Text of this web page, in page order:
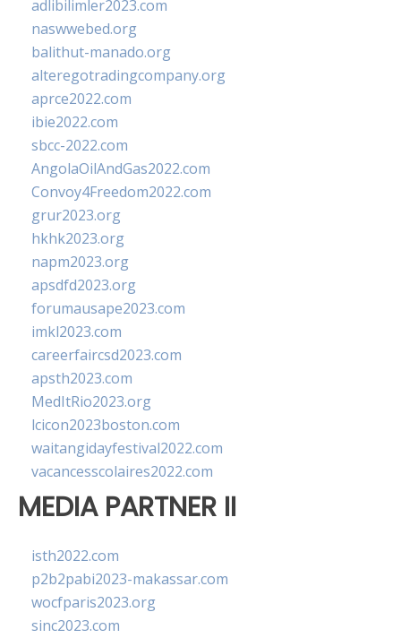
adlibilimler2023.com
naswwebed.org
balithut-manado.org
alteregotradingcompany.org
aprce2022.com
ibie2022.com
sbcc-2022.com
AngolaOilAndGas2022.com
Convoy4Freedom2022.com
grur2023.org
hkhk2023.org
napm2023.org
apsdfd2023.org
forumausape2023.com
imkl2023.com
careerfaircsd2023.com
apsth2023.com
MedItRio2023.org
lcicon2023boston.com
waitangidayfestival2022.com
vacancesscolaires2022.com
MEDIA PARTNER II
isth2022.com
p2b2pabi2023-makassar.com
wocfparis2023.org
sinc2023.com